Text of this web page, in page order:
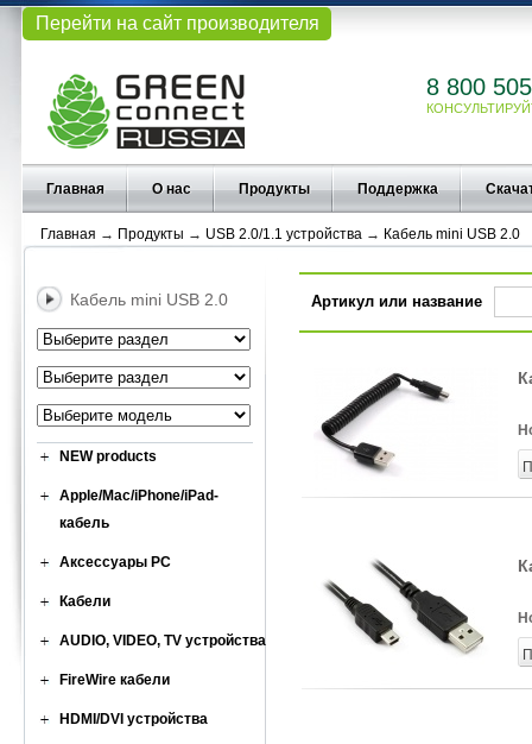
Перейти на сайт производителя
8 800
Главная О нас Продукты Поддержка
Главная → Продукты → USB 2.0/1.1 устройства → Кабель mini USB 2.0
Кабель mini USB 2.0
NEW products
Apple/Mac/iPhone/iPad-
кабель
Аксессуары PC
Кабели
AUDIO, VIDEO, TV устройства
FireWire кабели
HDMI/DVI устройства
Артикул или название